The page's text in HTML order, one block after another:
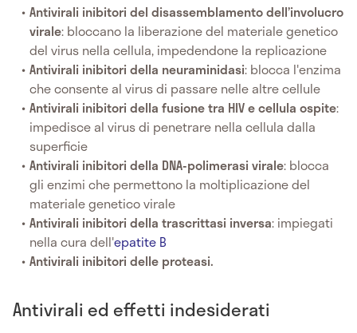
Antivirali inibitori del disassemblamento dell’involucro
virale: bloccano la liberazione del materiale genetico
del virus nella cellula, impedendone la replicazione
Antivirali inibitori della neuraminidasi: blocca l'enzima
che consente al virus di passare nelle altre cellule
Antivirali inibitori della fusione tra HIV e cellula ospite:
impedisce al virus di penetrare nella cellula dalla
superficie
Antivirali inibitori della DNA-polimerasi virale: blocca
gli enzimi che permettono la moltiplicazione del
materiale genetico virale
Antivirali inibitori della trascrittasi inversa: impiegati
nella cura dell'epatite B
Antivirali inibitori delle proteasi.
Antivirali ed effetti indesiderati